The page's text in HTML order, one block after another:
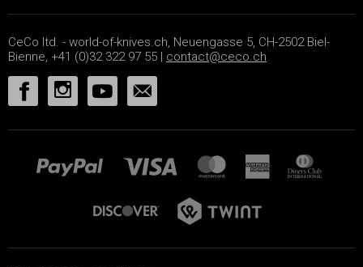
CeCo ltd. - world-of-knives.ch, Neuengasse 5, CH-2502 Biel-
Bienne, +41 (0)32 322 97 55 | contact@ceco.ch